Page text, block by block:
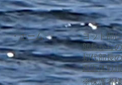
が遅くなってしまい申し訳ありま
せん。 まず、新たな体制や人
数に関して報告させていただきま
す。 主将 / レオ丸担当 藤原
佑吾 主務 / 470リーダー 河南
​・ホーム
・ヨット部
部長から
​初代部長
西医体戦績
※保護者